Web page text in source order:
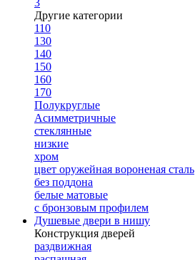
3
Другие категории
110
130
140
150
160
170
Полукруглые
Асимметричные
стеклянные
низкие
хром
цвет оружейная вороненая сталь
без поддона
белые матовые
с бронзовым профилем
Душевые двери в нишу
Конструкция дверей
раздвижная